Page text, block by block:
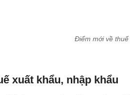
Điểm mới về
xuất khẩu, nhập khẩu